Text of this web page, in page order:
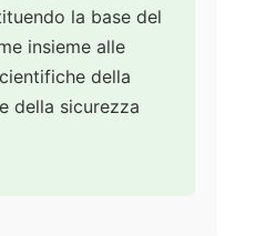
la base del
insieme alle
della
della sicurezza